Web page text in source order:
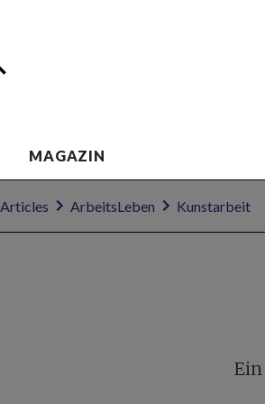
MAGAZIN
Articles ArbeitsLeben Kunstarbeit